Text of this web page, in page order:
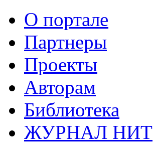
О портале
Партнеры
Проекты
Авторам
Библиотека
ЖУРНАЛ НИТ